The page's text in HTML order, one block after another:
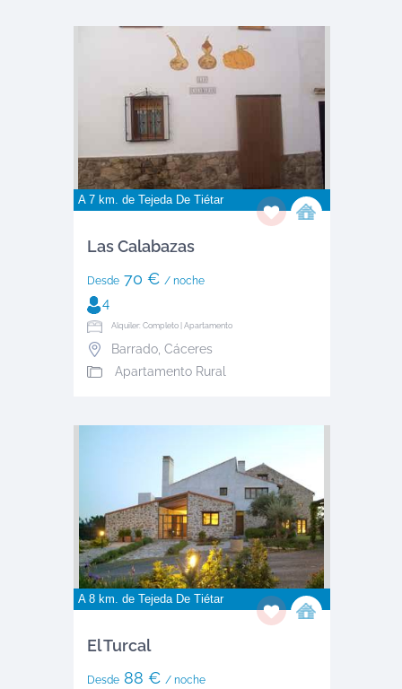
A 7 km. de Tejeda De Tiétar
Las Calabazas
Desde70 € / noche
4
Alquiler: Completo | Apartamento
Barrado, Cáceres
Apartamento Rural
A 8 km. de Tejeda De Tiétar
El Turcal
Desde88 € / noche